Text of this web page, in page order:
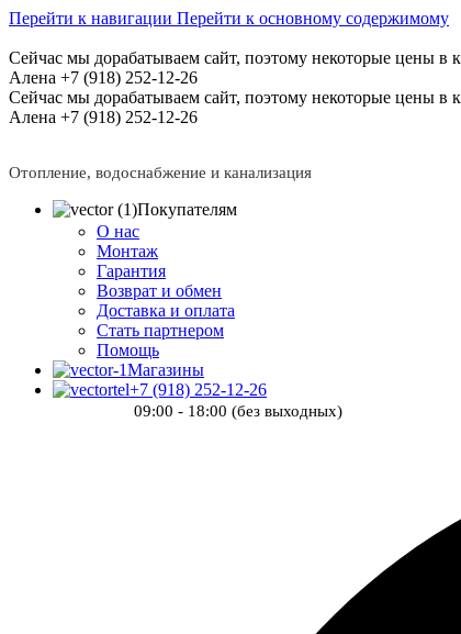
Перейти к навигации Перейти к основному содержимому
Сейчас мы дорабатываем сайт, поэтому некоторые цены в
Алена +7 (918) 252-12-26
Сейчас мы дорабатываем сайт, поэтому некоторые цены в
Алена +7 (918) 252-12-26
Отопление, водоснабжение и канализация
Покупателям
О нас
Монтаж
Гарантия
Возврат и обмен
Доставка и оплата
Стать партнером
Помощь
Магазины
+7 (918) 252-12-26
09:00 - 18:00 (без выходных)